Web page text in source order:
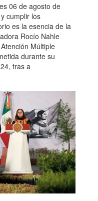
06 de agosto de
cumplir los
es la esencia de la
Rocío Nahle
Múltiple
durante su
tras a